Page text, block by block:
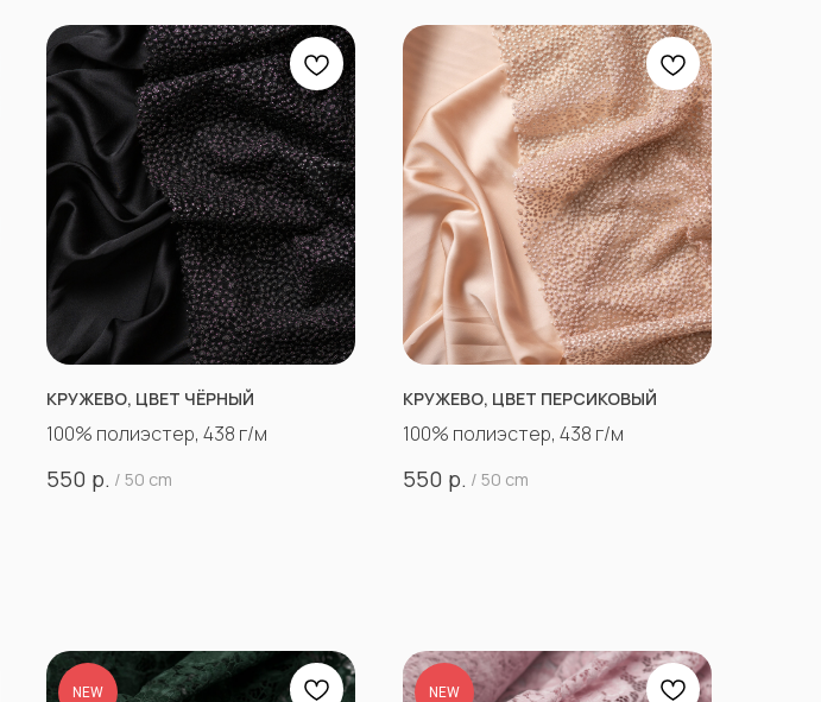
КРУЖЕВО, ЦВЕТ ЧЁРНЫЙ
100% полиэстер, 438 г/м
550 р. / 50 cm
КРУЖЕВО, ЦВЕТ ПЕРСИКОВЫЙ
100% полиэстер, 438 г/м
550 р. / 50 cm
NEW NEW